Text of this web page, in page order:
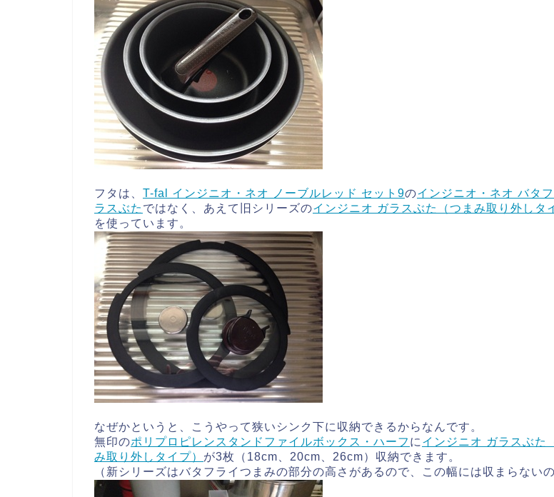
フタは、 T-fal インジニオ・ネオ ノーブルレッド セット9のインジニオ・ネオ バタ
ラスぶた ではなく、あえて旧シリーズのインジニオ ガラスぶた（つまみ取り外しタ
を使っています。
なぜかというと、こうやって狭いシンク下に収納できるからなんです。
無印のポリプロピレンスタンドファイルボックス・ハーフ に インジニオ ガラスぶた
み取り外しタイプ） が3枚（18cm、20cm、26cm）収納できます。
（新シリーズはバタフライつまみの部分の高さがあるので、この幅には収まらないの